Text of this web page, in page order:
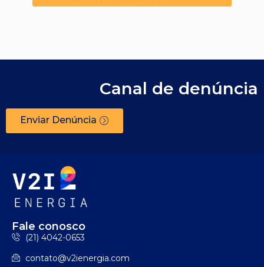
Canal de denúncia
Enviar Denúncia
Fale conosco
(21) 4042-0653
contato@v2ienergia.com